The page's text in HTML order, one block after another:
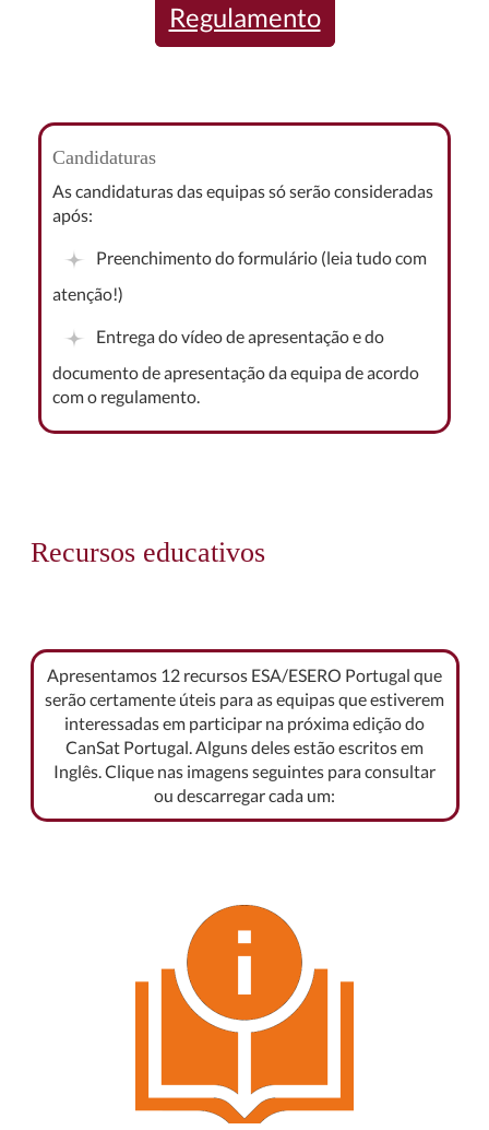
Regulamento
Candidaturas
As candidaturas das equipas só serão consideradas
após:
Preenchimento do formulário (leia tudo com
atenção!)
Entrega do vídeo de apresentação e do
documento de apresentação da equipa de acordo
com o regulamento.
Recursos educativos
Apresentamos 12 recursos ESA/ESERO Portugal que
serão certamente úteis para as equipas que estiverem
interessadas em participar na próxima edição do
CanSat Portugal. Alguns deles estão escritos em
Inglês. Clique nas imagens seguintes para consultar
ou descarregar cada um: